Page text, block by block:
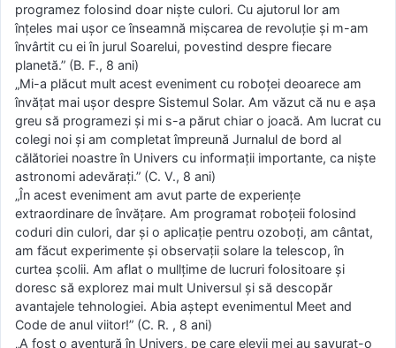
programez folosind doar niște culori. Cu ajutorul lor am
înțeles mai ușor ce înseamnă mișcarea de revoluție și m-am
învârtit cu ei în jurul Soarelui, povestind despre fiecare
planetă.” (B. F., 8 ani)
„Mi-a plăcut mult acest eveniment cu roboței deoarece am
învățat mai ușor despre Sistemul Solar. Am văzut că nu e așa
greu să programezi și mi s-a părut chiar o joacă. Am lucrat cu
colegi noi și am completat împreună Jurnalul de bord al
călătoriei noastre în Univers cu informații importante, ca niște
astronomi adevărați.” (C. V., 8 ani)
„În acest eveniment am avut parte de experiențe
extraordinare de învățare. Am programat roboțeii folosind
coduri din culori, dar și o aplicație pentru ozoboți, am cântat,
am făcut experimente și observații solare la telescop, în
curtea școlii. Am aflat o mullțime de lucruri folositoare și
doresc să explorez mai mult Universul și să descopăr
avantajele tehnologiei. Abia aștept evenimentul Meet and
Code de anul viitor!” (C. R. , 8 ani)
„A fost o aventură în Univers, pe care elevii mei au savurat-o